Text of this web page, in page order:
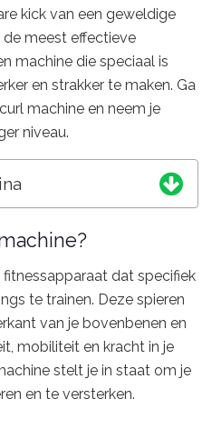
kick van een geweldige
meest effectieve
machine die speciaal is
en strakker te maken. Ga
machine en neem je
niveau.
fitnessapparaat dat specifiek
te trainen. Deze spieren
van je bovenbenen en
mobiliteit en kracht in je
stelt je in staat om je
en te versterken.